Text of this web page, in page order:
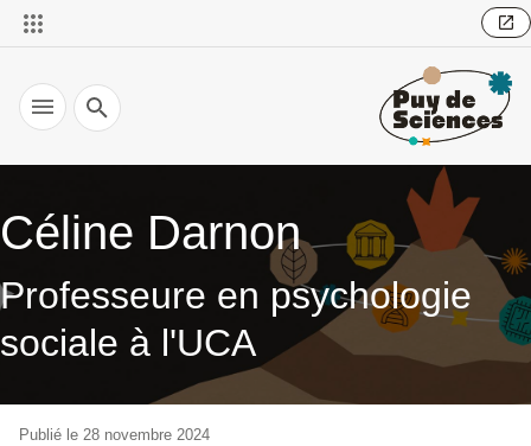
Recherche
Céline Darnon
Professeure en psychologie
sociale à l'UCA
Publié le 28 novembre 2024